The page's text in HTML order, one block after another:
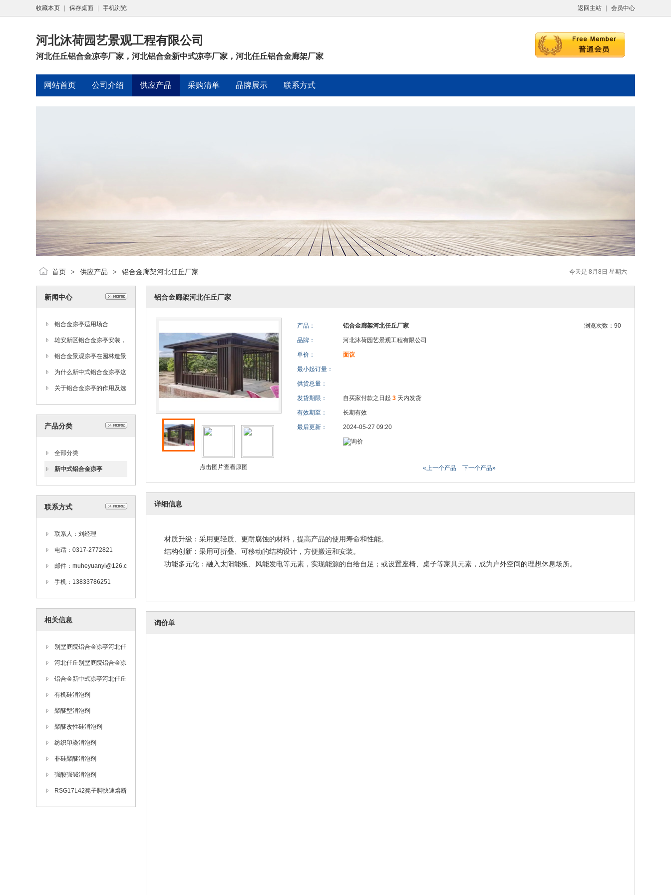
返回主站 会员中心
收藏本页 保存桌面 手机浏览
河北沐荷园艺景观工程有限公司
河北任丘铝合金凉亭厂家，河北铝合金新中式凉亭厂家，河北任丘铝合金廊架厂家
网站首页 公司介绍 供应产品 采购清单 品牌展示 联系方式
今天是 8月8日 星期六
首页 > 供应产品 > 铝合金廊架河北任丘厂家
新闻中心
铝合金凉亭适用场合
雄安新区铝合金凉亭安装，
庭院铝合金凉亭，中式铝合
金凉亭
铝合金景观凉亭在园林造景
中的作用
为什么新中式铝合金凉亭这
么好
关于铝合金凉亭的作用及选
择方式
产品分类
全部分类
新中式铝合金凉亭
联系方式
联系人：刘经理
电话：0317-2772821
邮件：muheyuanyi@126.c
om
手机：13833786251
相关信息
别墅庭院铝合金凉亭河北任
丘生产厂家
河北任丘别墅庭院铝合金凉
亭生产厂家
铝合金新中式凉亭河北任丘
厂家安装
有机硅消泡剂
聚醚型消泡剂
聚醚改性硅消泡剂
纺织印染消泡剂
非硅聚醚消泡剂
强酸强碱消泡剂
RSG17L42凳子脚快速熔断
器订做-芬隆fenlong品牌
铝合金廊架河北任丘厂家
点击图片查看原图
产品： 浏览次数：90
铝合金廊架河北任丘厂家
品牌： 河北沐荷园艺景观工程有限公司
单价： 面议
最小起订量：
供货总量：
发货期限： 自买家付款之日起 3 天内发货
有效期至： 长期有效
最后更新： 2024-05-27 09:20
«上一个产品 下一个产品»
详细信息
材质升级：采用更轻质、更耐腐蚀的材料，提高产品的使用寿命和性能。
结构创新：采用可折叠、可移动的结构设计，方便搬运和安装。
功能多元化：融入太阳能板、风能发电等元素，实现能源的自给自足；或设置座椅、桌子等家具元素，成为户外空间的理想休息场所。
询价单